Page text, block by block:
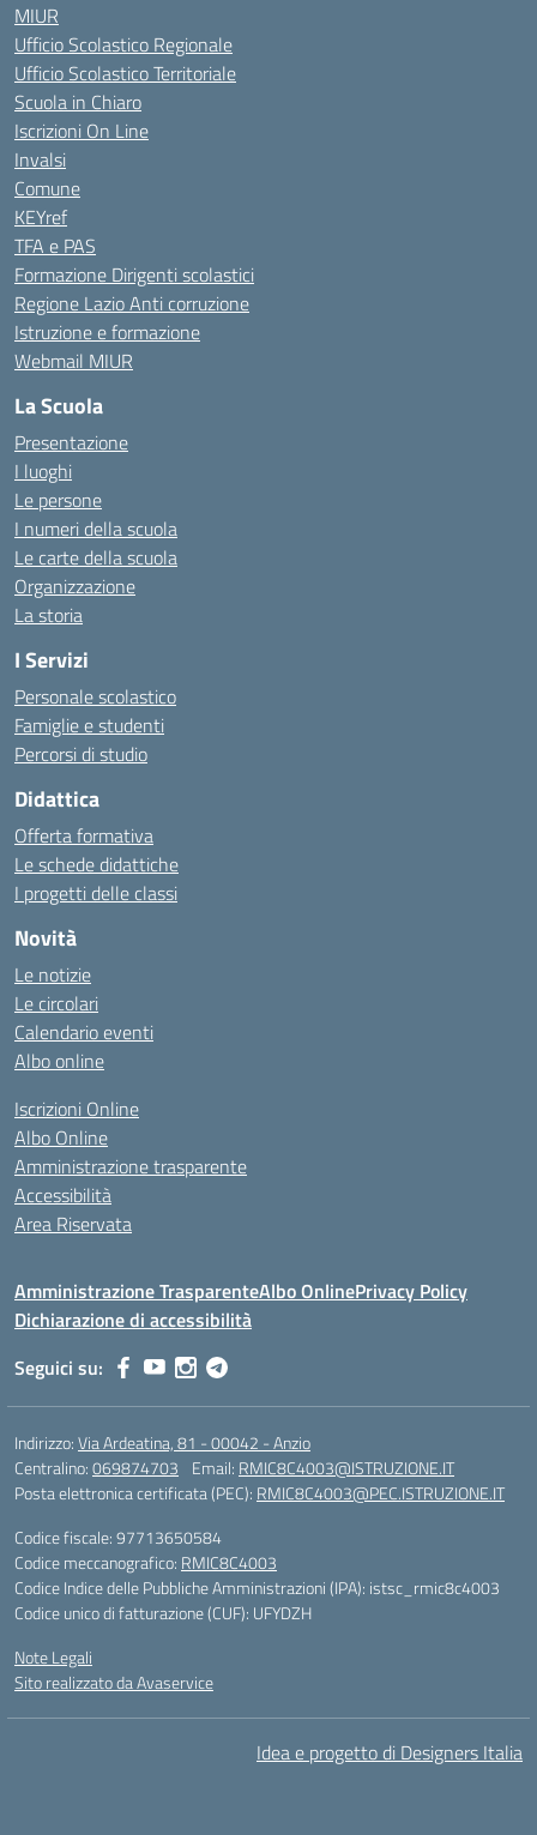
MIUR
Ufficio Scolastico Regionale
Ufficio Scolastico Territoriale
Scuola in Chiaro
Iscrizioni On Line
Invalsi
Comune
KEYref
TFA e PAS
Formazione Dirigenti scolastici
Regione Lazio Anti corruzione
Istruzione e formazione
Webmail MIUR
La Scuola
Presentazione
I luoghi
Le persone
I numeri della scuola
Le carte della scuola
Organizzazione
La storia
I Servizi
Personale scolastico
Famiglie e studenti
Percorsi di studio
Didattica
Offerta formativa
Le schede didattiche
I progetti delle classi
Novità
Le notizie
Le circolari
Calendario eventi
Albo online
Iscrizioni Online
Albo Online
Amministrazione trasparente
Accessibilità
Area Riservata
Amministrazione TrasparenteAlbo OnlinePrivacy Policy
Dichiarazione di accessibilità
Seguici su:
Indirizzo:Via Ardeatina, 81 - 00042 - Anzio
Centralino:069874703 Email: RMIC8C4003@ISTRUZIONE.IT
Posta elettronica certificata (PEC): RMIC8C4003@PEC.ISTRUZIONE.IT
Codice fiscale: 97713650584
Codice meccanografico: RMIC8C4003
Codice Indice delle Pubbliche Amministrazioni (IPA): istsc_rmic8c4003
Codice unico di fatturazione (CUF): UFYDZH
Note Legali
Sito realizzato da Avaservice
Idea e progetto di Designers Italia